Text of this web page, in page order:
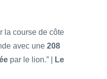
la course de côte
avec une 208
par le lion.” |
Le